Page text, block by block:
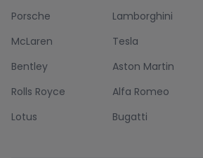
Porsche
Lamborghini
McLaren
Tesla
Bentley
Aston Martin
Rolls Royce
Alfa Romeo
Lotus
Bugatti